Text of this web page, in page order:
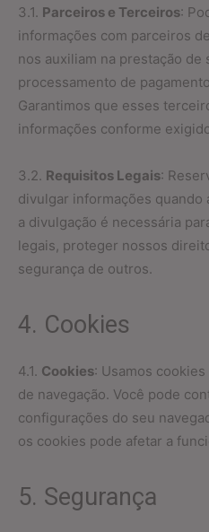
3.1. Parceiros e Terceiros:
informações com parceiros
nos auxiliam na prestação de
processamento de
Garantimos que esses
informações conforme
3.2. Requisitos Legais:
divulgar informações
a divulgação é necessária
legais, proteger nossos
segurança de outros.
4. Cookies
4.1. Cookies: Usamos
de navegação. Você pode
configurações do seu
os cookies pode afetar a
5. Segurança